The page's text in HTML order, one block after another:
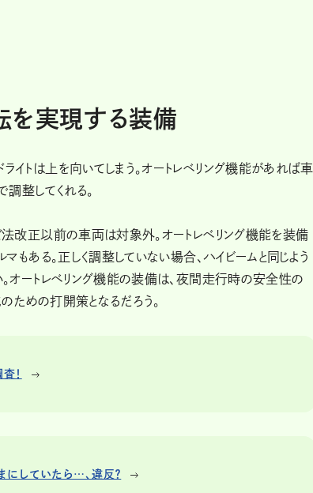
を実現する装備
トは上を向いてしまう。オートレベリング機能があれば車
整してくれる。
改正以前の車両は対象外。オートレベリング機能を装備
もある。正しく調整していない場合、ハイビームと同じよう
オートレベリング機能の装備は、夜間走行時の安全性の
ための打開策となるだろう。
！
にしていたら…、違反？